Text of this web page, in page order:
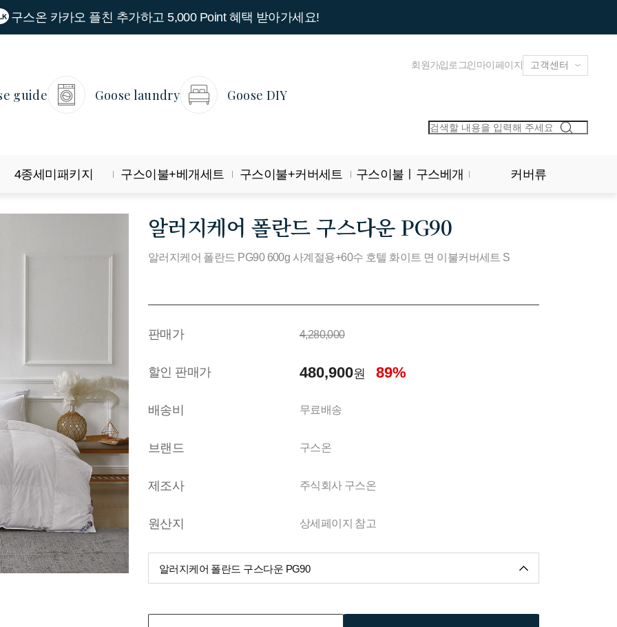
구스온 카카오 플친 추가하고 5,000 Point 혜택 받아가세요!
guide Goose laundry Goose DIY
회원가입로그인마이페이지
4종세미패키지 구스이불+베개세트 구스이불+커버세트 구스이불ㅣ구스베개 커버류
알러지케어 폴란드 구스다운 PG90
알러지케어 폴란드 PG90 600g 사계절용+60수 호텔 화이트 면 이불커버세트 S
판매가 4,280,000
할인 판매가 480,900원 89%
배송비 무료배송
브랜드 구스온
제조사 주식회사 구스온
원산지 상세페이지 참고
알러지케어 폴란드 구스다운 PG90